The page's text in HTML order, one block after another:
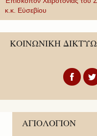
κ.κ. Εὐσεβίου
ΚΟΙΝΩΝΙΚΗ
ΑΓΙΟΛΟΓΙΟΝ